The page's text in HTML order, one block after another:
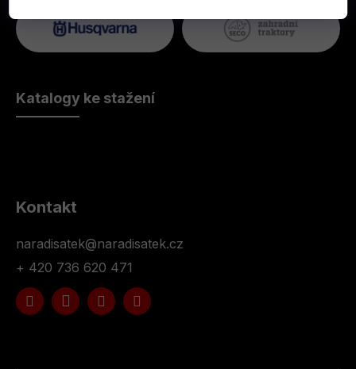
Katalogy ke stažení
Kontakt
naradisatek@naradisatek.cz
+ 420 736 620 471